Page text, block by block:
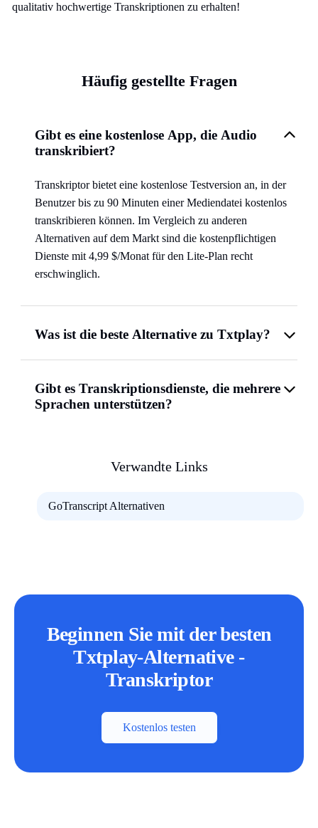
qualitativ hochwertige Transkriptionen zu erhalten!
Häufig gestellte Fragen
Gibt es eine kostenlose App, die Audio
transkribiert?
Transkriptor bietet eine kostenlose Testversion an, in der
Benutzer bis zu 90 Minuten einer Mediendatei kostenlos
transkribieren können. Im Vergleich zu anderen
Alternativen auf dem Markt sind die kostenpflichtigen
Dienste mit 4,99 $/Monat für den Lite-Plan recht
erschwinglich.
Was ist die beste Alternative zu Txtplay?
Gibt es Transkriptionsdienste, die mehrere
Sprachen unterstützen?
Verwandte Links
GoTranscript Alternativen
Beginnen Sie mit der besten
Txtplay-Alternative -
Transkriptor
Kostenlos testen